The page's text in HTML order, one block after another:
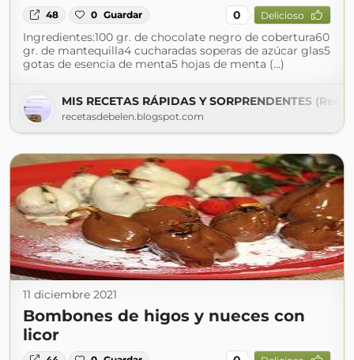
48 0 Guardar 0 Delicioso
Ingredientes:100 gr. de chocolate negro de cobertura60
gr. de mantequilla4 cucharadas soperas de azúcar glas5
gotas de esencia de menta5 hojas de menta (...)
MIS RECETAS RÁPIDAS Y SORPRENDENTES
recetasdebelen.blogspot.com
11 diciembre 2021
Bombones de higos y nueces con
licor